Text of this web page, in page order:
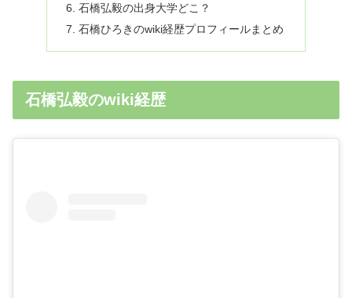
石橋弘毅の出身大学どこ？
石橋ひろきのwiki経歴プロフィールまとめ
石橋弘毅のwiki経歴